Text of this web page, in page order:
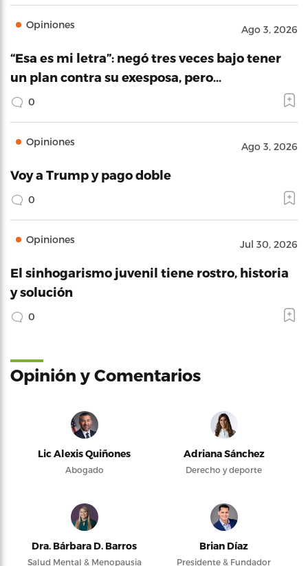
Opiniones Ago 3, 2026
“Esa es mi letra”: negó tres veces bajo tener
un plan contra su exesposa, pero…
0
Opiniones Ago 3, 2026
Voy a Trump y pago doble
0
Opiniones Jul 30, 2026
El sinhogarismo juvenil tiene rostro, historia
y solución
0
Opinión y Comentarios
Lic Alexis Quiñones
Abogado
Adriana Sánchez
Derecho y deporte
Dra. Bárbara D. Barros
Salud Mental & Menopausia
Brian Díaz
Presidente & Fundador